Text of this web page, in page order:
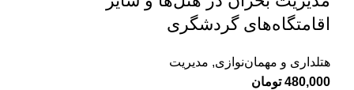
اقامتگاه‌های گردشگری
هتلداری و مهمان‌نوازی, مدیریت
480,000 تومان